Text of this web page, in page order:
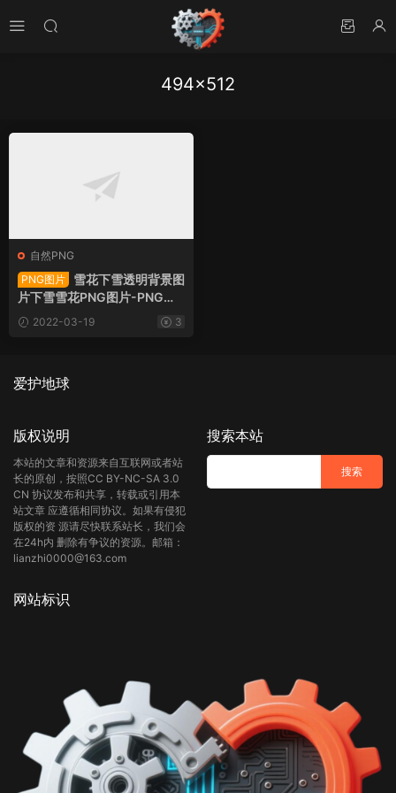
494×512
自然PNG
PNG图片
雪花下雪透明背景图
片下雪雪花PNG图片-PNG图
片96085下载
2022-03-19 3
爱护地球
版权说明
本站的文章和资源来自互联网或者站
长的原创，按照CC BY-NC-SA 3.0
CN 协议发布和共享，转载或引用本
站文章 应遵循相同协议。如果有侵犯
版权的资 源请尽快联系站长，我们会
在24h内 删除有争议的资源。邮箱：
lianzhi0000@163.com
搜索本站
网站标识